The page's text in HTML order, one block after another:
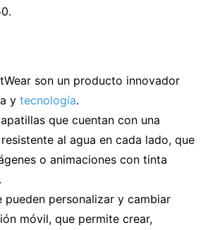
son un producto innovador
y tecnología.
que cuentan con una
al agua en cada lado, que
o animaciones con tinta
pueden personalizar y cambiar
móvil, que permite crear,